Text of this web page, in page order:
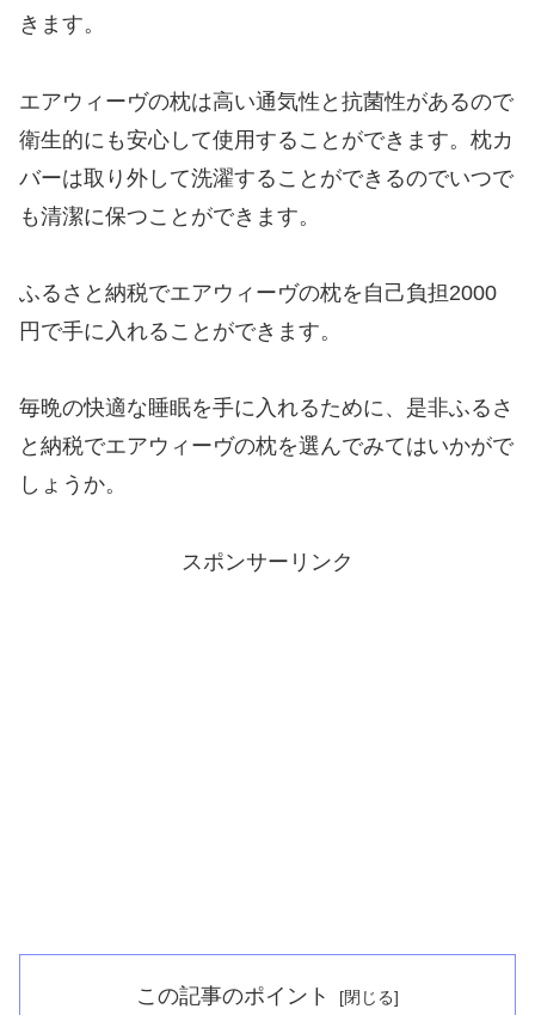
きます。
エアウィーヴの枕は高い通気性と抗菌性があるので
衛生的にも安心して使用することができます。枕カ
バーは取り外して洗濯することができるのでいつで
も清潔に保つことができます。
ふるさと納税でエアウィーヴの枕を自己負担2000
円で手に入れることができます。
毎晩の快適な睡眠を手に入れるために、是非ふるさ
と納税でエアウィーヴの枕を選んでみてはいかがで
しょうか。
スポンサーリンク
この記事のポイント